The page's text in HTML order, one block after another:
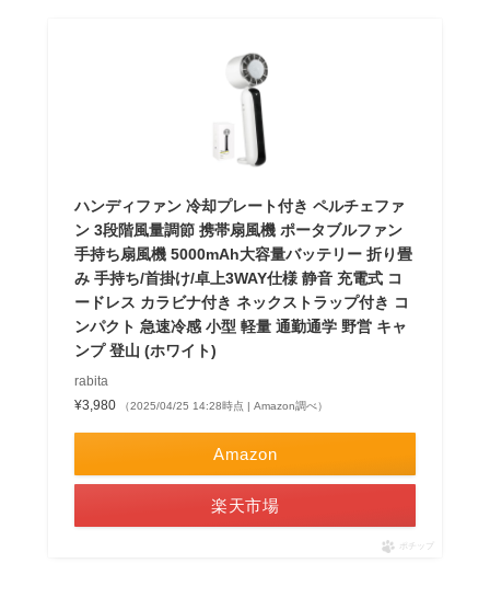
ハンディファン 冷却プレート付き ペルチェファ
ン 3段階風量調節 携帯扇風機 ポータブルファン
手持ち扇風機 5000mAh大容量バッテリー 折り畳
み 手持ち/首掛け/卓上3WAY仕様 静音 充電式 コ
ードレス カラビナ付き ネックストラップ付き コ
ンパクト 急速冷感 小型 軽量 通勤通学 野営 キャ
ンプ 登山 (ホワイト)
rabita
¥3,980
（2025/04/25 14:28時点 | Amazon調べ）
Amazon
楽天市場
ポチップ